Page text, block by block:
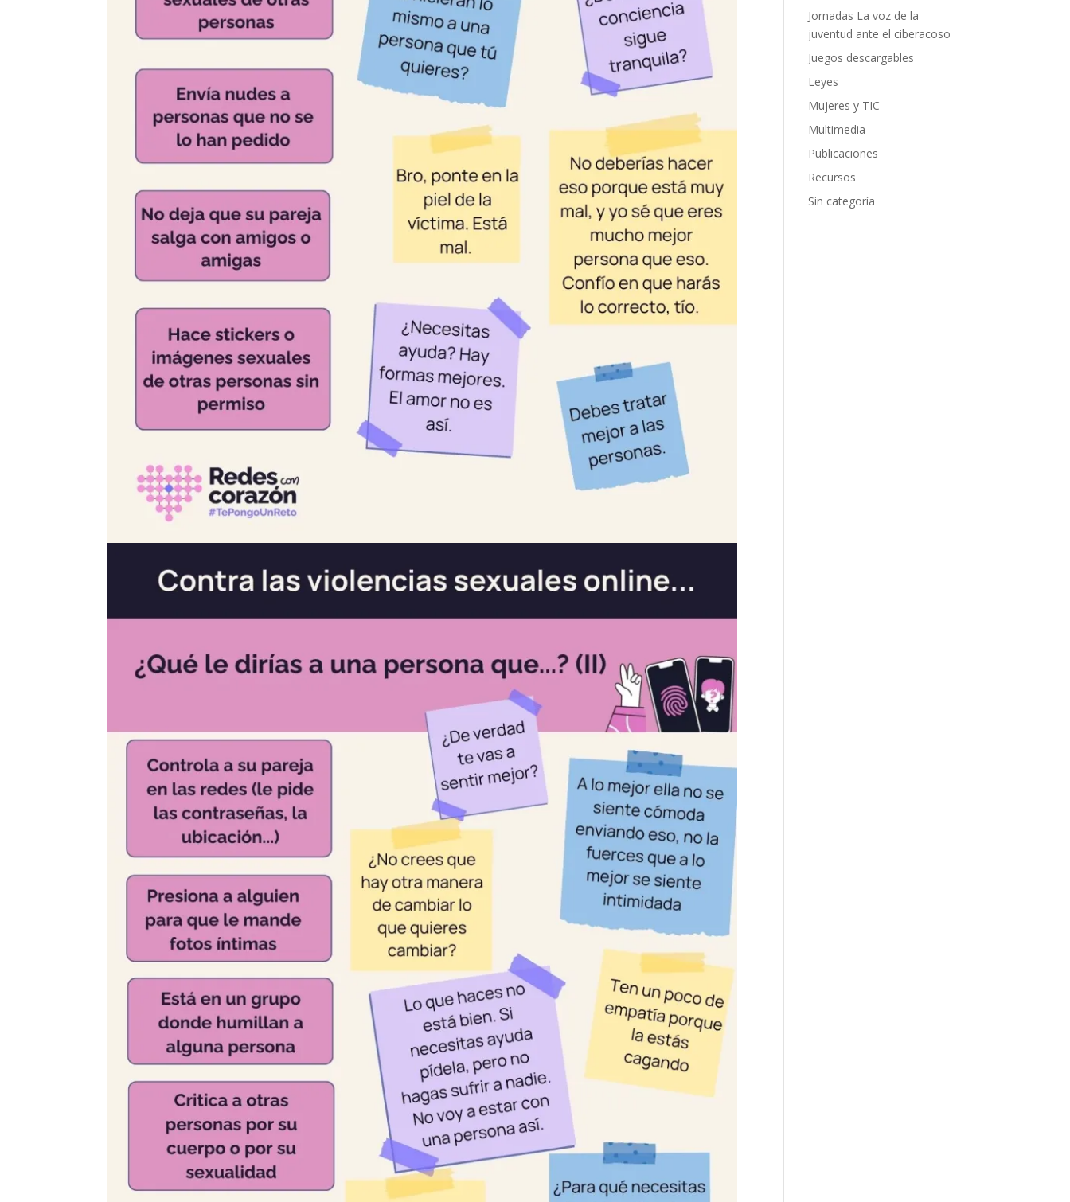
Jornadas La voz de la
juventud ante el ciberacoso
Juegos descargables
Leyes
Mujeres y TIC
Multimedia
Publicaciones
Recursos
Sin categoría